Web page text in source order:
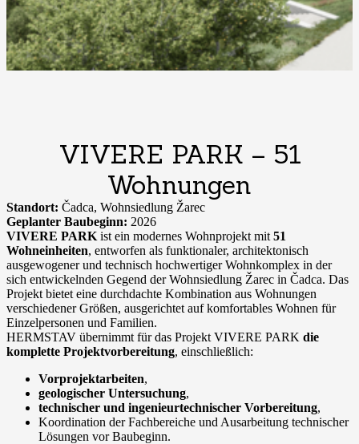
VIVERE PARK – 51
Wohnungen
Standort: Čadca, Wohnsiedlung Žarec
Geplanter Baubeginn: 2026
VIVERE PARK ist ein modernes Wohnprojekt mit 51
Wohneinheiten, entworfen als funktionaler, architektonisch
ausgewogener und technisch hochwertiger Wohnkomplex in der
sich entwickelnden Gegend der Wohnsiedlung Žarec in Čadca. Das
Projekt bietet eine durchdachte Kombination aus Wohnungen
verschiedener Größen, ausgerichtet auf komfortables Wohnen für
Einzelpersonen und Familien.
HERMSTAV übernimmt für das Projekt VIVERE PARK die
komplette Projektvorbereitung, einschließlich:
Vorprojektarbeiten,
geologischer Untersuchung,
technischer und ingenieurtechnischer Vorbereitung,
Koordination der Fachbereiche und Ausarbeitung technischer
Lösungen vor Baubeginn.